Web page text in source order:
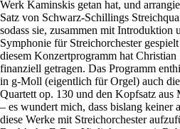
Werk Kaminskis getan hat, und
Satz von Schwarz-Schillings
sodass sie, zusammen mit Introduktion
Symphonie für Streichorchester
diesem Konzertprogramm hat
finanziell getragen. Das Programm
in g-Moll (eigentlich für Orgel) auch die
Quartett op. 130 und den Kopfsatz aus
– es wundert mich, dass bislang keiner
diese Werke mit Streichorchester